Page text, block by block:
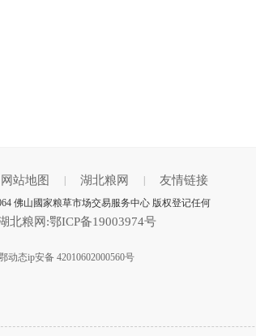
网站地图 湖北粮网 友情链接
佛山國家粮草市场交易服务中心 版权登记任何
北粮网:鄂ICP备19003974号
动态ip安备 42010602000560号